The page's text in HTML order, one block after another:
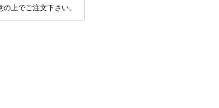
上でご注文下さい。